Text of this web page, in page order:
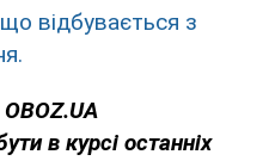
відбувається з
в курсі останніх